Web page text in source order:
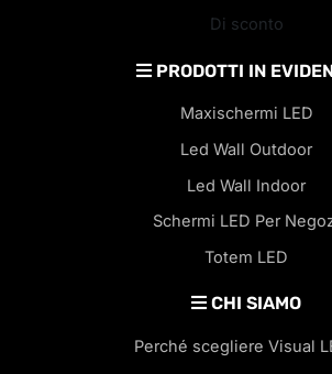
Di sconto
PRODOTTI IN
Maxischermi LED
Led Wall Outdoor
Led Wall Indoor
Schermi LED Per
Totem LED
CHI SIAMO
Perché scegliere Visual